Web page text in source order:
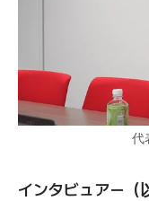
代
インタビュアー（